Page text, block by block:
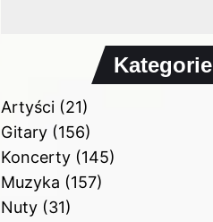
Kategorie
Artyści(21)
Gitary(156)
Koncerty(145)
Muzyka (157)
Nuty(31)